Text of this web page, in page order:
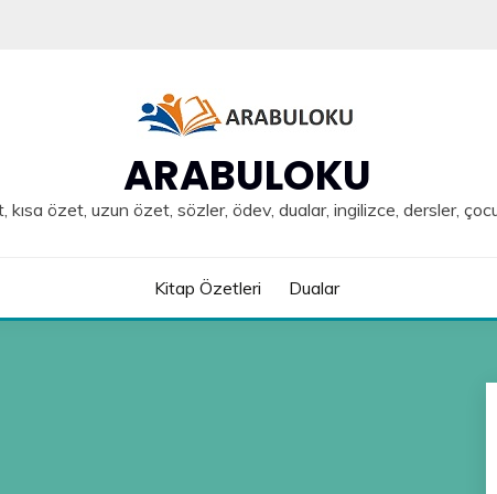
ARABULOKU
özet, uzun özet, sözler, ödev, dualar, ingilizce, dersler,
Kitap Özetleri Dualar